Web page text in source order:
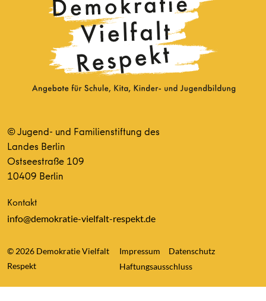
© Jugend- und Familienstiftung des
Landes Berlin
Ostseestraße 109
10409 Berlin
Kontakt
info@demokratie-vielfalt-respekt.de
© 2026 Demokratie Vielfalt
Respekt
Impressum
Datenschutz
Haftungsausschluss